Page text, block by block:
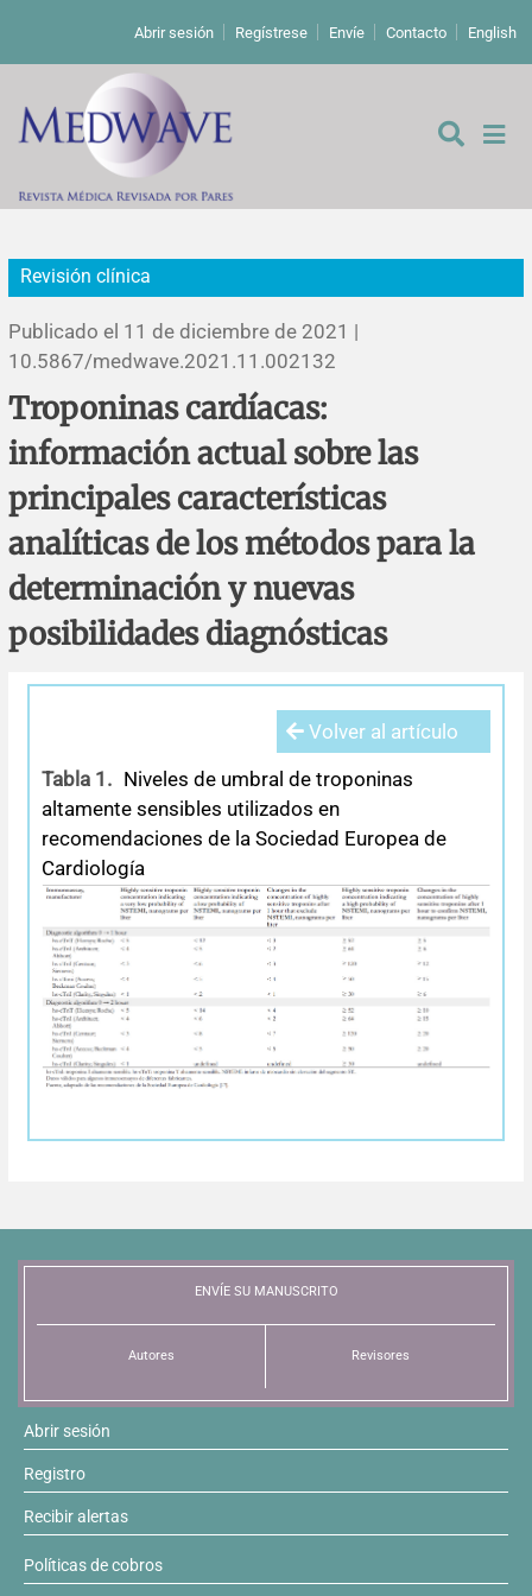
Abrir sesión Regístrese Envíe Contacto English
De los editores
Editoriales
Comentarios
Cartas a los editores
Errata y notas de reserva
Agradecimientos
Estudios originales
Estudios cualitativos
Revisiones sistemáticas
Protocolos
Análisis
Revisiones clínicas
Artículos de revisión
Comunicaciones breves
Problemas de salud pública
Reporte de caso
Políticas editoriales
Instrucciones para autores
Patrocinadores y financiamiento
Editores
Comité editorial
Revisión clínica
Publicado el 11 de diciembre de 2021 |
10.5867/medwave.2021.11.002132
Troponinas cardíacas:
información actual sobre las
principales características
analíticas de los métodos para la
determinación y nuevas
posibilidades diagnósticas
Volver al artículo
Tabla 1. Niveles de umbral de troponinas
altamente sensibles utilizados en
recomendaciones de la Sociedad Europea de
Cardiología
ENVÍE SU MANUSCRITO
Autores Revisores
Abrir sesión
Registro
Recibir alertas
Políticas de cobros